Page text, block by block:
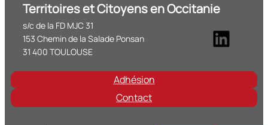
Territoires et Citoyens en Occitanie
s/c de la FD MJC 31
153 Chemin de la Salade Ponsan
31 400 TOULOUSE
Adhésion
Contact